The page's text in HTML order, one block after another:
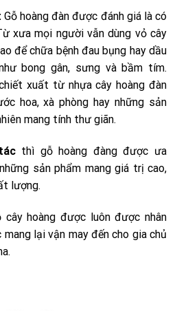
Gỗ hoàng đàn được đánh giá là có
xưa mọi người vẫn dùng vỏ cây
để chữa bệnh đau bụng hay dầu
bong gân, sưng và bầm tím.
xuất từ nhựa cây hoàng đàn
hoa, xà phòng hay những sản
mang tính thư giãn.
thì gỗ hoàng đàng được ưa
sản phẩm mang giá trị cao,
lượng.
cây hoàng được luôn được nhân
lại vận may đến cho gia chủ